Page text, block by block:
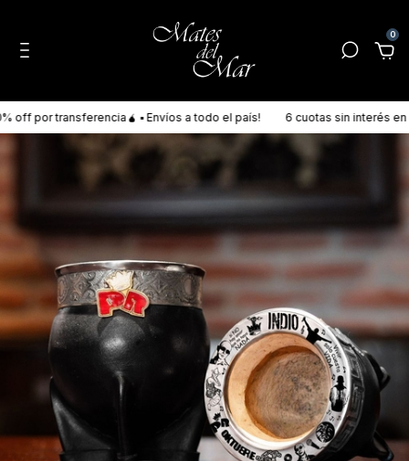
0
por transferencia🧉 ▪ Envíos a todo el país! 6 cuotas sin interés en